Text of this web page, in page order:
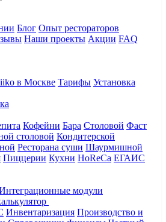
Блог Опыт рестораторов
Наши проекты Акции FAQ
iiko в Москве Тарифы Установка
Кофейни Бара Столовой Фаст
столовой Кондитерской
Ресторана суши Шаурмишной
Пиццерии Кухни HoReCa ЕГАИС
модули
Инвентаризация Производство и